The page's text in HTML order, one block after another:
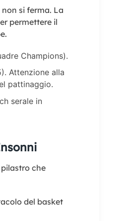
si ferma. La
permettere il
Champions).
Attenzione alla
pattinaggio.
serale in
che
del basket